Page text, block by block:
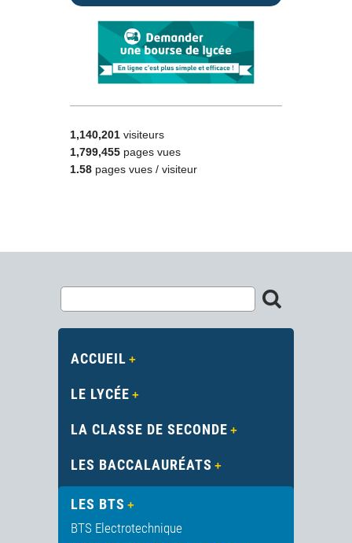
ACCUEIL
LE LYCÉE
LA CLASSE DE SECONDE
LES BACCALAURÉATS
LES BTS
BTS Electrotechnique
1,140,201 visiteurs
1,799,455 pages vues
1.58 pages vues / visiteur